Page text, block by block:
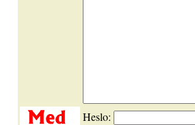
Heslo: